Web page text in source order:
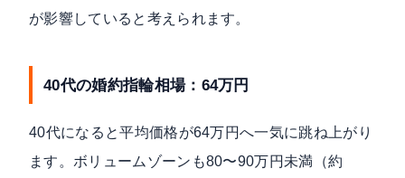
が影響していると考えられます。
40代の婚約指輪相場：64万円
40代になると平均価格が64万円へ一気に跳ね上がり
ます。ボリュームゾーンも80〜90万円未満（約